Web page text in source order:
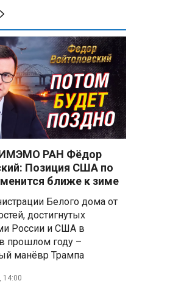
ИМЭМО РАН Фёдор
Позиция США по
ближе к зиме
Белого дома от
достигнутых
России и США в
прошлом году –
манёвр Трампа
14:00